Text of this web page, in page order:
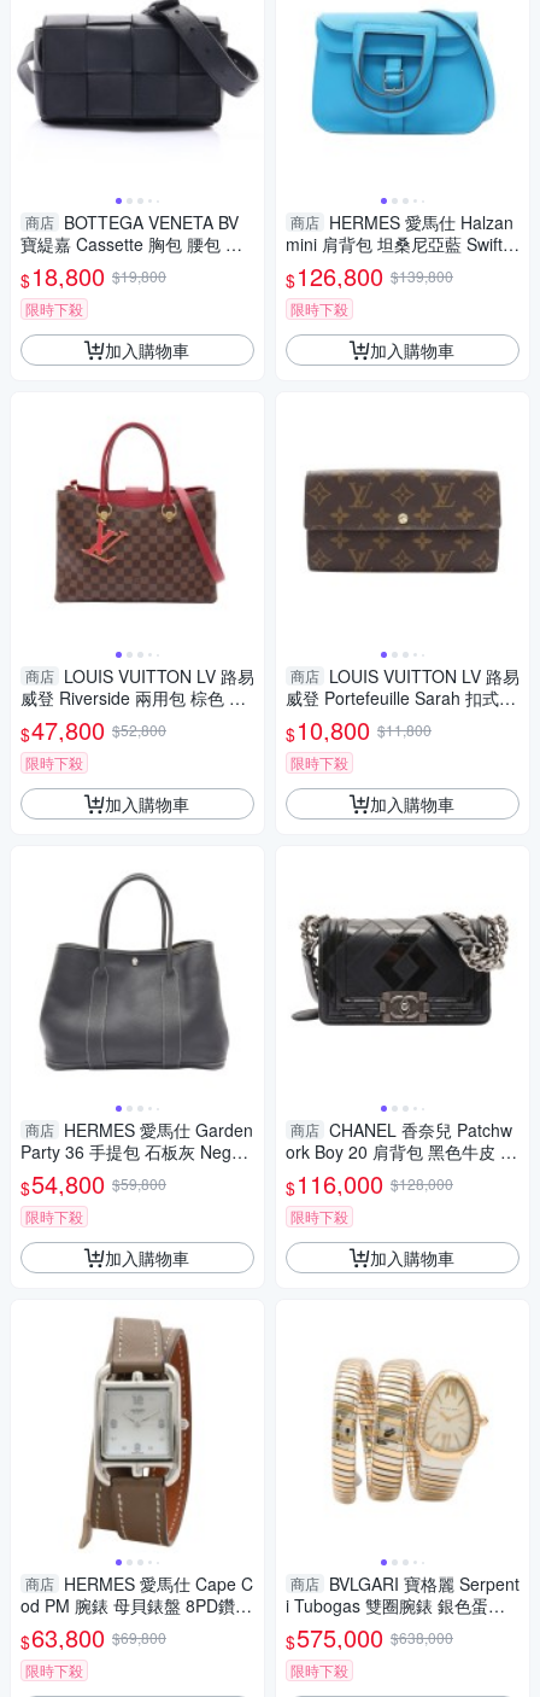
商店 BOTTEGA VENETA BV
寶緹嘉 Cassette 胸包 腰包 黑
色 編織羊皮 【二手名牌BRAN
D OFF】
$18,800 $19,800
限時下殺
加入購物車
商店 LOUIS VUITTON LV 路易
威登 Riverside 兩用包 棕色 棋
盤格帆布 N40052 【二手名牌B
RAND OFF】
$47,800 $52,800
限時下殺
加入購物車
商店 HERMES 愛馬仕 Garden
Party 36 手提包 石板灰 Negon
da牛皮 □K刻 銀扣 【二手名牌B
RAND OFF】
$54,800 $59,800
限時下殺
加入購物車
商店 HERMES 愛馬仕 Cape C
od PM 腕錶 母貝錶盤 8PD鑽石
不鏽鋼 皮帶 【二手名牌BRAN
D OFF】
$63,800 $69,800
限時下殺
商店 HERMES 愛馬仕 Halzan
mini 肩背包 坦桑尼亞藍 Swift牛
皮 A刻 銀扣 【二手名牌BRAN
D OFF】
$126,800 $139,800
限時下殺
加入購物車
商店 LOUIS VUITTON LV 路易
威登 Portefeuille Sarah 扣式長
夾 棕色 原花帆布 M61734 【二
手名牌BRAND OFF】
$10,800 $11,800
限時下殺
加入購物車
商店 CHANEL 香奈兒 Patchw
ork Boy 20 肩背包 黑色牛皮 銀
扣 【二手名牌BRAND OFF】
$116,000 $128,000
限時下殺
加入購物車
商店 BVLGARI 寶格麗 Serpent
i Tubogas 雙圈腕錶 銀色蛋白
石錶盤 18K黃金 不鏽鋼 【二手
名牌BRAND OFF】
$575,000 $638,000
限時下殺